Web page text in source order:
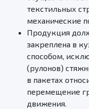
текстильных
механические
Продукция
закреплена в
способом,
(рулонов)
в пакетах
перемещение
движения.